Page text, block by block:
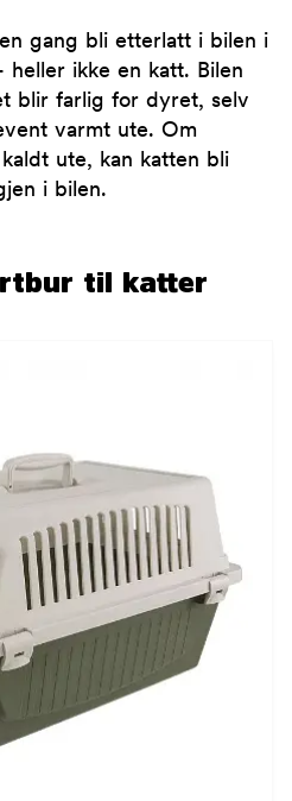
gang bli etterlatt i bilen i
ikke en katt. Bilen
blir farlig for dyret, selv
varmt ute. Om
ute, kan katten bli
i bilen.
til katter